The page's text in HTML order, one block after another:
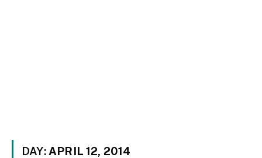
DAY: APRIL 12, 2014